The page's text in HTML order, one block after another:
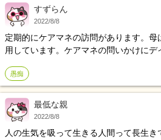
生活が送れない方を支援」するのが目
言う訳には行きません。限られた設備、
ん。最低限の目配り、気配りは大事です。 皆様はどう思われ
か。
すずらん
2022/8/8
定期的にケアマネの訪問があります。母
用しています。ケアマネの問いかけにデ
話をしている身としては、自由な時間
も後回し、どんだけ犠牲になれば良い
ったこっちゃないと思っているんだろ
愚痴
最低な親
2022/8/8
人の生気を吸って生きる人間って長生きですよね。